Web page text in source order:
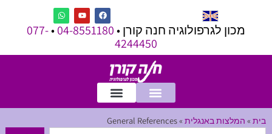
מכון לגרפולוגיה חנה קורן •04-8551180
•
077-
4244450
בית » המלצות באנגלית »
General References